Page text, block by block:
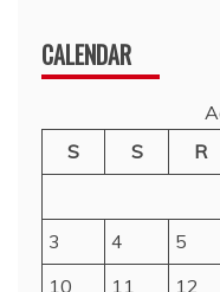
CALENDAR
S
S R
3
4 5
10
11 12